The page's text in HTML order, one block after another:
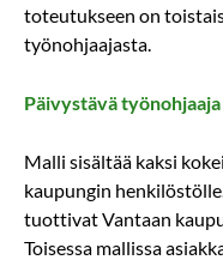
toteutukseen on
työnohjaajasta.
Päivystävä työnohjaaja
Malli sisältää kaksi
kaupungin
tuottivat Vantaan
Toisessa mallissa